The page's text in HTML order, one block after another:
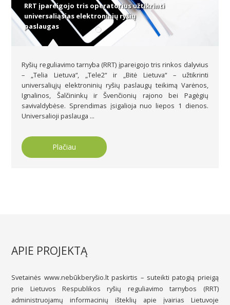
RRT įpareigojo tris operatorius užtikrinti
universaliąsias elektroninių ryšių
paslaugas
Ryšių reguliavimo tarnyba (RRT) įpareigojo tris rinkos dalyvius
– „Telia Lietuva“, „Tele2“ ir „Bitė Lietuva“ – užtikrinti
universaliųjų elektroninių ryšių paslaugų teikimą Varėnos,
Ignalinos, Šalčininkų ir Švenčionių rajono bei Pagėgių
savivaldybėse. Sprendimas įsigalioja nuo liepos 1 dienos.
Universalioji paslauga ...
Plačiau
APIE PROJEKTĄ
Svetainės www.nebūkberyšio.lt paskirtis – suteikti patogią prieigą
prie Lietuvos Respublikos ryšių reguliavimo tarnybos (RRT)
administruojamų informacinių išteklių apie įvairias Lietuvoje